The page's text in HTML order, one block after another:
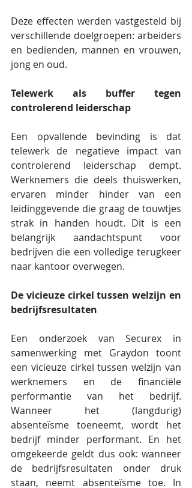
Deze effecten werden vastgesteld bij
verschillende doelgroepen: arbeiders
en bedienden, mannen en vrouwen,
jong en oud.
Telewerk als buffer tegen
controlerend leiderschap
Een opvallende bevinding is dat
telewerk de negatieve impact van
controlerend leiderschap dempt.
Werknemers die deels thuiswerken,
ervaren minder hinder van een
leidinggevende die graag de touwtjes
strak in handen houdt. Dit is een
belangrijk aandachtspunt voor
bedrijven die een volledige terugkeer
naar kantoor overwegen.
De vicieuze cirkel tussen welzijn en
bedrijfsresultaten
Een onderzoek van Securex in
samenwerking met Graydon toont
een vicieuze cirkel tussen welzijn van
werknemers en de financiële
performantie van het bedrijf.
Wanneer het (langdurig)
absenteïsme toeneemt, wordt het
bedrijf minder performant. En het
omgekeerde geldt dus ook: wanneer
de bedrijfsresultaten onder druk
staan, neemt absenteïsme toe. In